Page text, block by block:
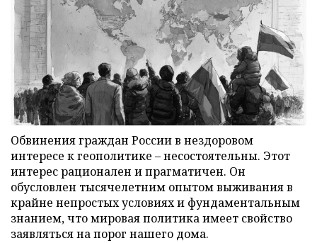
Обвинения граждан России в нездоровом
интересе к геополитике – несостоятельны. Этот
интерес рационален и прагматичен. Он
обусловлен тысячелетним опытом выживания в
крайне непростых условиях и фундаментальным
знанием, что мировая политика имеет свойство
заявляться на порог нашего дома.